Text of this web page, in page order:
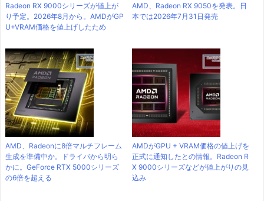
Radeon RX 9000シリーズが値上が
り予定。2026年8月から。AMDがGP
U+VRAM価格を値上げしたため
AMD、Radeon RX 9050を発表。日
本では2026年7月31日発売
AMD、Radeonに8倍マルチフレーム
生成を準備中か。ドライバから明ら
かに。GeForce RTX 5000シリーズ
の6倍を超える
AMDがGPU + VRAM価格の値上げを
正式に通知したとの情報。Radeon R
X 9000シリーズなどが値上がりの見
込み